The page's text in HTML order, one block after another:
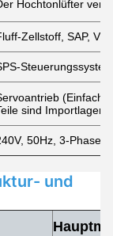
Hochtonlüfter
Zellstoff, SAP,
sind Importlager.
50Hz, 3-
und